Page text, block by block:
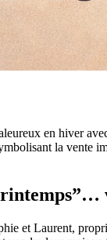
en hiver
la vente
et Laurent,